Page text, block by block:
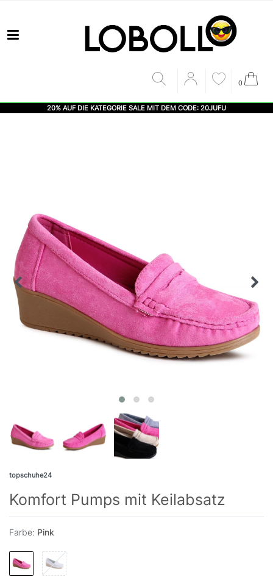
0
20% AUF DIE KATEGORIE SALE MIT DEM CODE: 20JUFU
topschuhe24
Komfort Pumps mit Keilabsatz
Farbe: Pink